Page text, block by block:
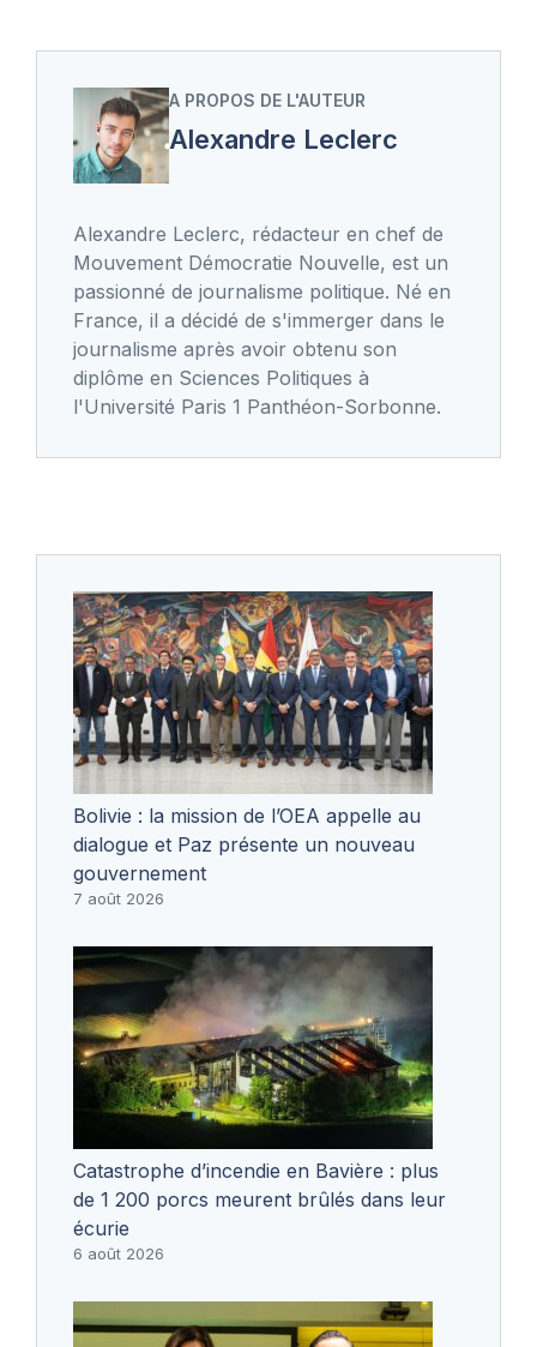
A PROPOS DE L'AUTEUR
Alexandre Leclerc
Alexandre Leclerc, rédacteur en chef de
Mouvement Démocratie Nouvelle, est un
passionné de journalisme politique. Né en
France, il a décidé de s'immerger dans le
journalisme après avoir obtenu son
diplôme en Sciences Politiques à
l'Université Paris 1 Panthéon-Sorbonne.
Bolivie : la mission de l’OEA appelle au
dialogue et Paz présente un nouveau
gouvernement
7 août 2026
Catastrophe d’incendie en Bavière : plus
de 1 200 porcs meurent brûlés dans leur
écurie
6 août 2026